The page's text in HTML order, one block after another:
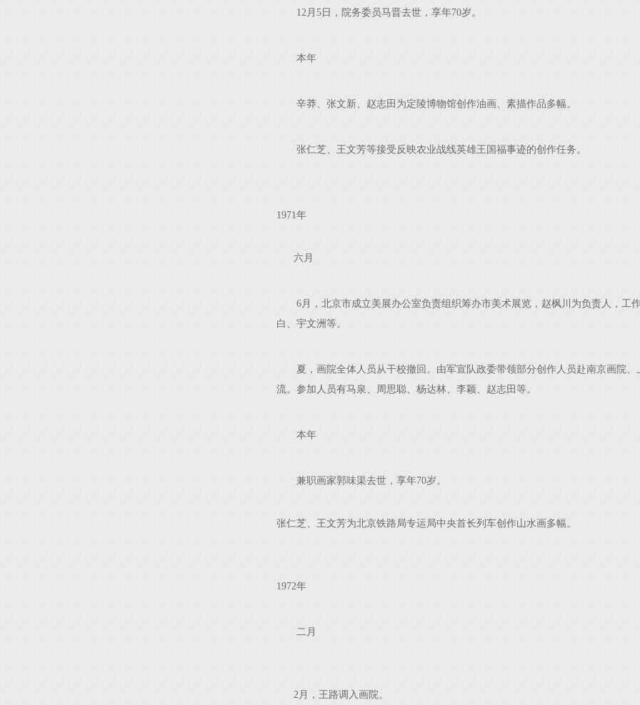
12月5日，院务委员马晋去世，享年70岁。
本年
辛莽、张文新、赵志田为定陵博物馆创作油画、素描作品多幅。
张仁芝、王文芳等接受反映农业战线英雄王国福事迹的创作任务。
1971年
六月
6月，北京市成立美展办公室负责组织筹办市美术展览，赵枫川为负责人，工
白、宇文洲等。
夏，画院全体人员从干校撤回。由军宣队政委带领部分创作人员赴南京画院
流。参加人员有马泉、周思聪、杨达林、李颖、赵志田等。
本年
兼职画家郭味渠去世，享年70岁。
张仁芝、王文芳为北京铁路局专运局中央首长列车创作山水画多幅。
1972年
二月
2月，王路调入画院。